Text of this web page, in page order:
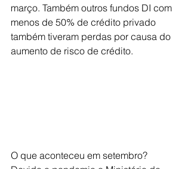
março. Também outros fundos DI com
menos de 50% de crédito privado
também tiveram perdas por causa do
aumento de risco de crédito.
O que aconteceu em setembro?